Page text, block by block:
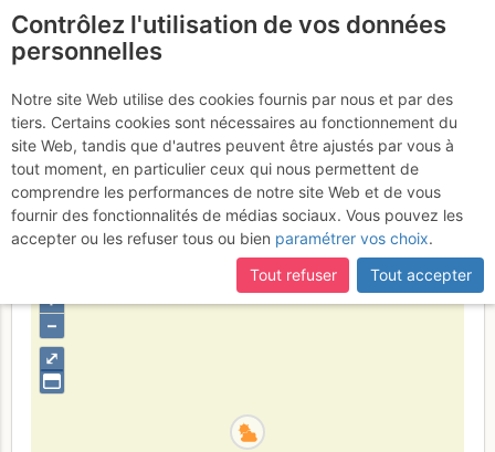
Calanque de L'Oule
(Belvédère) : Pépito
Vendredi
25 mars 2016
Bouches-du-Rhône
⤢
+
–
Contrôlez l'utilisation de vos données
personnelles
Notre site Web utilise des cookies fournis par nous et par des
tiers. Certains cookies sont nécessaires au fonctionnement du
site Web, tandis que d'autres peuvent être ajustés par vous à
tout moment, en particulier ceux qui nous permettent de
comprendre les performances de notre site Web et de vous
fournir des fonctionnalités de médias sociaux. Vous pouvez les
accepter ou les refuser tous ou bien paramétrer vos choix.
Tout refuser
Tout accepter